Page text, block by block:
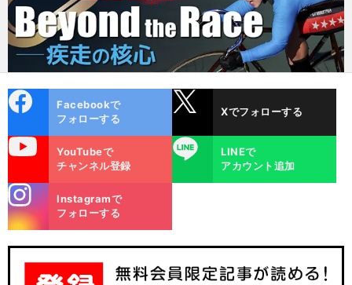
ok
Facebookで
フォローする
Xでフォローする
YouTubeで
チャンネル登録
LINE
LINEで
アカウント追加
m
Instagramで
フォローする